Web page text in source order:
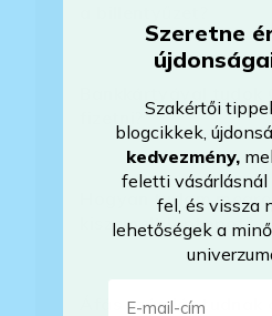
Hogyan tudom
kiszemelt laptopot?
Áfás számlát tudnak
Szeretne
Szakértői
blogcikkek,
kedvezmény,
feletti
fel, és vissza
lehetőségek a